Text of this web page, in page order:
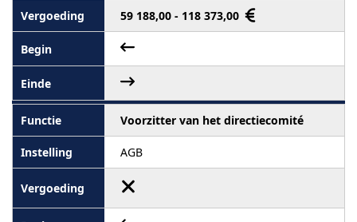
59 188,00 - 118 373,00
Voorzitter van het directiecomité
AGB